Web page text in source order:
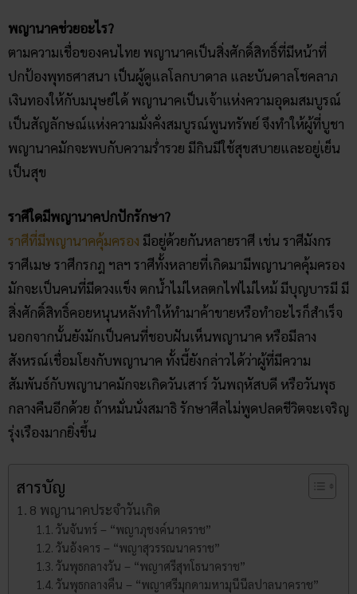
พญานาคช่วยอะไร?
ตามความเชื่อของคนไทย พญานาคเป็นสิ่งศักดิ์สิทธิ์ที่มีหน้าที่
ปกป้องพุทธศาสนา เป็นผู้ดูแลโลกบาดาล และบันดาลโชคลาภ
เงินทองให้กับมนุษย์ได้ พญานาคเป็นเจ้าแห่งความอุดมสมบูรณ์
เป็นสัญลักษณ์แห่งความมั่งคั่งสมบูรณ์พูนทรัพย์ จึงทำให้ผู้ที่บูชา
พญานาคมักจะพบกับความร่ำรวย มีกินมีใช้สุขสบายและอยู่เย็น
เป็นสุข
ราศีใดมีพญานาคปกปักรักษา?
ราศีที่มีพญานาคคุ้มครอง มีอยู่ด้วยกันหลายราศี เช่น ราศีมังกร
ราศีเมษ ราศีกรกฎ ฯลฯ ราศีทั้งหลายที่เกิดมามีพญานาคคุ้มครอง
มักจะเป็นคนที่มีดวงแข็ง ตกน้ำไม่ไหลตกไฟไม่ไหม้ มีบุญบารมี มี
สิ่งศักดิ์สิทธิ์คอยหนุนหลังทำให้ทำมาค้าขายหรือทำอะไรก็สำเร็จ
นอกจากนั้นยังมักเป็นคนที่ชอบฝันเห็นพญานาค หรือมีลาง
สังหรณ์เชื่อมโยงกับพญานาค ทั้งนี้ยังกล่าวได้ว่าผู้ที่มีความ
สัมพันธ์กับพญานาคมักจะเกิดวันเสาร์ วันพฤหัสบดี หรือวันพุธ
กลางคืนอีกด้วย ถ้าหมั่นนั่งสมาธิ รักษาศีลไม่พูดปลดชีวิตจะเจริญ
รุ่งเรืองมากยิ่งขึ้น
สารบัญ
8 พญานาคประจําวันเกิด
วันจันทร์ – “พญาภุชงค์นาคราช”
วันอังคาร – “พญาสุวรรณนาคราช”
วันพุธกลางวัน – “พญาศรีสุทโธนาคราช”
วันพุธกลางคืน – “พญาศรีมุกดามหามุนีนีลปาลนาคราช”